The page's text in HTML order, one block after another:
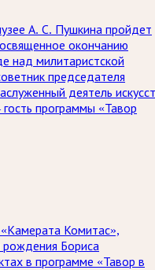
А. С. Пушкина пройдет
окончанию
над милитаристской
председателя
деятель
программы «Тавор
Комитас»,
Бориса
в программе «Тавор в